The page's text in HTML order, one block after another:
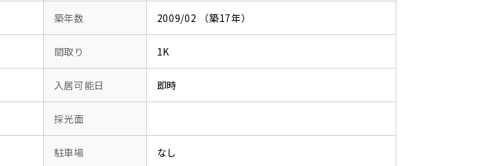
築年数 2009/02 （築17年）
間取り 1K
入居可能日 即時
採光面
駐車場 なし